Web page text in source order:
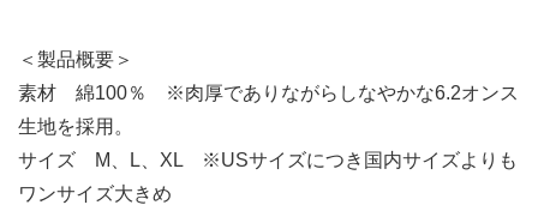
＜製品概要＞
素材 綿100％ ※肉厚でありながらしなやかな6.2オンス
生地を採用。
サイズ M、L、XL ※USサイズにつき国内サイズよりも
ワンサイズ大きめ